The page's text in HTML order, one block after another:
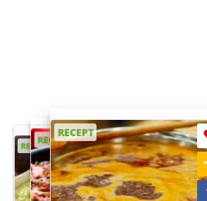
RECEPT
RECEPT
RECEPT
RECEPT
RECEPT